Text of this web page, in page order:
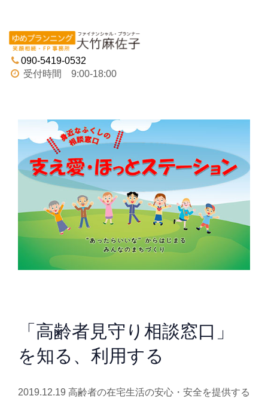
090-5419-0532
受付時間 9:00-18:00
「高齢者見守り相談窓口」
を知る、利用する
2019.12.19 高齢者の在宅生活の安心・安全を提供する